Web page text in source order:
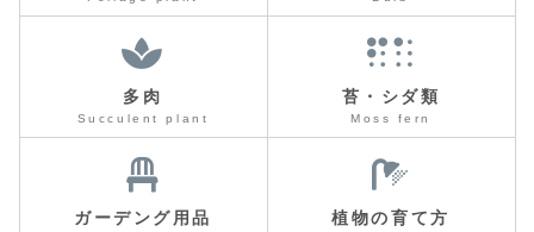
多肉
Succulent plant
苔・シダ類
Moss fern
ガーデング用品 植物の育て方